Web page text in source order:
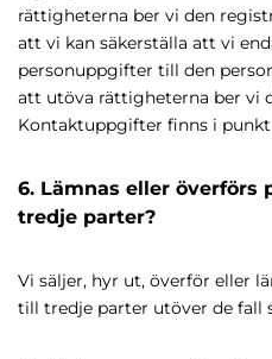
rättigheterna ber vi den
att vi kan säkerställa att vi
personuppgifter till den
att utöva rättigheterna ber vi
Kontaktuppgifter finns i punkt
6. Lämnas eller överförs
tredje parter?
Vi säljer, hyr ut, överför eller
till tredje parter utöver de fall